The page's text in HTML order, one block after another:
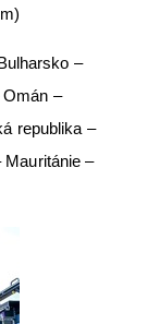
–
Omán –
republika –
Mauritánie –